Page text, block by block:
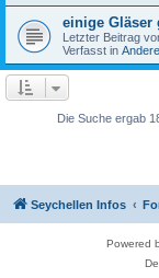
einige Gläser
Letzter Beitrag
Verfasst in
Die Suche ergab
Seychellen Infos
Powered